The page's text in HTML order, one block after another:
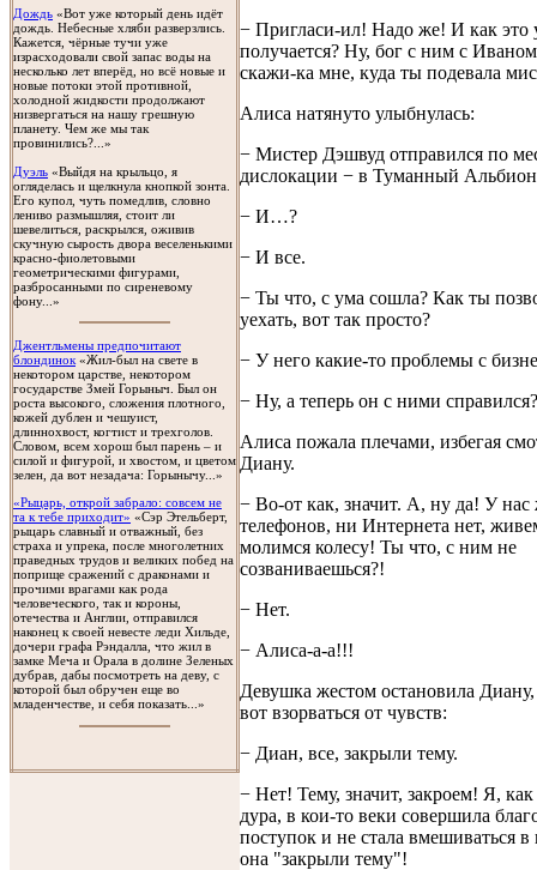
Дождь «Вот уже который день идёт
дождь. Небесные хляби разверзлись.
Кажется, чёрные тучи уже
израсходовали свой запас воды на
несколько лет вперёд, но всё новые и
новые потоки этой противной,
холодной жидкости продолжают
низвергаться на нашу грешную
планету. Чем же мы так
провинились?...»
Дуэль «Выйдя на крыльцо, я
огляделась и щелкнула кнопкой зонта.
Его купол, чуть помедлив, словно
лениво размышляя, стоит ли
шевелиться, раскрылся, оживив
скучную сырость двора веселенькими
красно-фиолетовыми
геометрическими фигурами,
разбросанными по сиреневому
фону...»
Джентльмены предпочитают
блондинок «Жил-был на свете в
некотором царстве, некотором
государстве Змей Горыныч. Был он
роста высокого, сложения плотного,
кожей дублен и чешуист,
длиннохвост, когтист и трехголов.
Словом, всем хорош был парень – и
силой и фигурой, и хвостом, и цветом
зелен, да вот незадача: Горынычу...»
«Рыцарь, открой забрало: совсем не
та к тебе приходит» «Сэр Этельберт,
рыцарь славный и отважный, без
страха и упрека, после многолетних
праведных трудов и великих побед на
поприще сражений с драконами и
прочими врагами как рода
человеческого, так и короны,
отечества и Англии, отправился
наконец к своей невесте леди Хильде,
дочери графа Рэндалла, что жил в
замке Меча и Орала в долине Зеленых
дубрав, дабы посмотреть на деву, с
которой был обручен еще во
младенчестве, и себя показать...»
− Пригласи-ил! Надо же! И как это
получается? Ну, бог с ним с
скажи-ка мне, куда ты подевала
Алиса натянуто улыбнулась:
− Мистер Дэшвуд отправился по
дислокации − в Туманный
− И…?
− И все.
− Ты что, с ума сошла? Как ты
уехать, вот так просто?
− У него какие-то проблемы с
− Ну, а теперь он с ними справился?
Алиса пожала плечами, избегая
Диану.
− Во-от как, значит. А, ну да! У
телефонов, ни Интернета нет,
молимся колесу! Ты что, с ним не
созваниваешься?!
− Нет.
− Алиса-а-а!!!
Девушка жестом остановила
вот взорваться от чувств:
− Диан, все, закрыли тему.
− Нет! Тему, значит, закроем! Я, как
дура, в кои-то веки совершила
поступок и не стала вмешиваться
она "закрыли тему"!